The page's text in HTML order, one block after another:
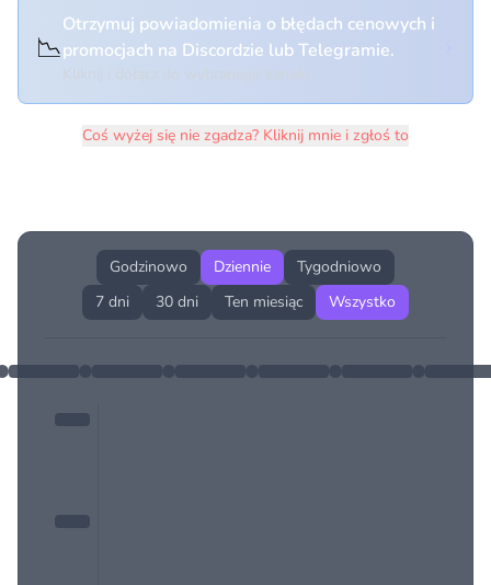
📉
Otrzymuj powiadomienia o błędach cenowych i
promocjach na Discordzie lub Telegramie.
Coś wyżej się nie zgadza? Kliknij mnie i zgłoś to
Godzinowo Dziennie
Tygodniowo
7 dni
30 dni Ten miesiąc Wszystko